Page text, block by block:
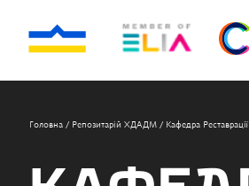
Головна / Репозитарій ХДАДМ / Кафедра